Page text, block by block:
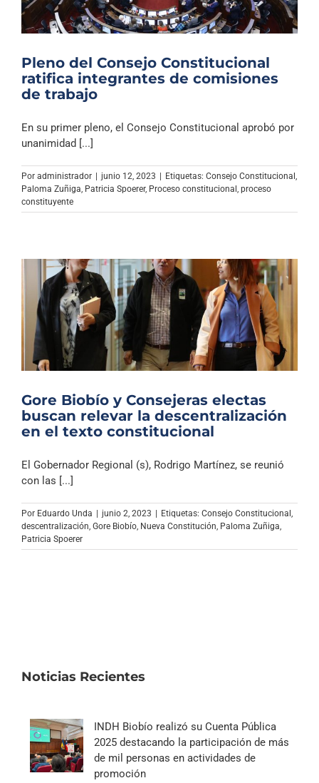
Pleno del Consejo Constitucional
ratifica integrantes de comisiones
de trabajo
En su primer pleno, el Consejo Constitucional aprobó por
unanimidad [...]
Por administrador | junio 12, 2023 | Etiquetas: Consejo Constitucional
Paloma Zuñiga Patricia Spoerer, Proceso constitucional proceso
constituyente
Gore Biobío y Consejeras electas
buscan relevar la descentralización
en el texto constitucional
El Gobernador Regional (s), Rodrigo Martínez, se reunió
con las [...]
Por Eduardo Unda junio 2, 2023 Etiquetas: Consejo Constitucional ,
descentralización, Gore Biobío, Nueva Constitución, Paloma Zuñiga,
Patricia Spoerer
Noticias Recientes
INDH Biobío realizó su Cuenta Pública
2025 destacando la participación de más
de mil personas en actividades de
promoción